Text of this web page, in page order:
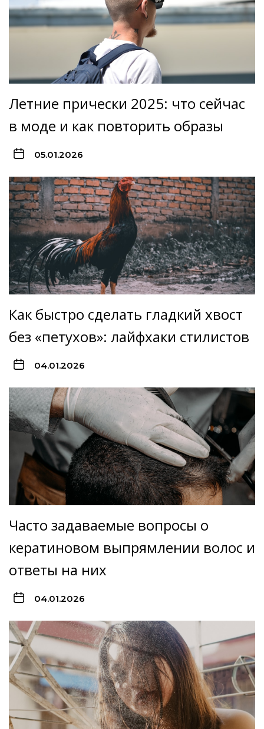
Летние прически 2025: что сейчас
в моде и как повторить образы
05.01.2026
Как быстро сделать гладкий хвост
без «петухов»: лайфхаки стилистов
04.01.2026
Часто задаваемые вопросы о
кератиновом выпрямлении волос и
ответы на них
04.01.2026